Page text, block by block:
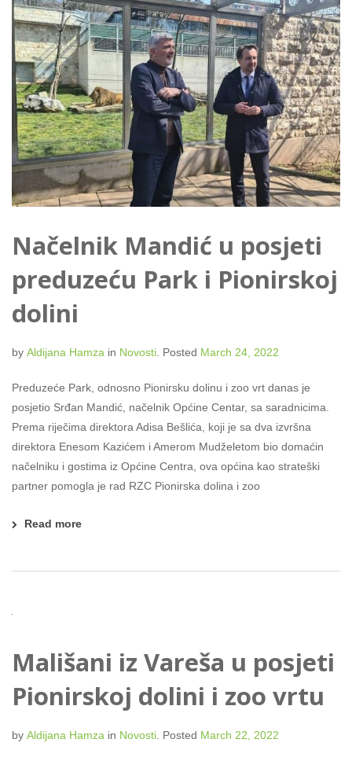
Načelnik Mandić u posjeti
preduzeću Park i Pionirskoj
dolini
by Aldijana Hamza in Novosti. Posted March 24, 2022
Preduzeće Park, odnosno Pionirsku dolinu i zoo vrt danas je
posjetio Srđan Mandić, načelnik Općine Centar, sa saradnicima.
Prema riječima direktora Adisa Bešlića, koji je sa dva izvršna
direktora Enesom Kazićem i Amerom Mudželetom bio domaćin
načelniku i gostima iz Općine Centra, ova općina kao strateški
partner pomogla je rad RZC Pionirska dolina i zoo
Read more
Mališani iz Vareša u posjeti
Pionirskoj dolini i zoo vrtu
by Aldijana Hamza in Novosti. Posted March 22, 2022